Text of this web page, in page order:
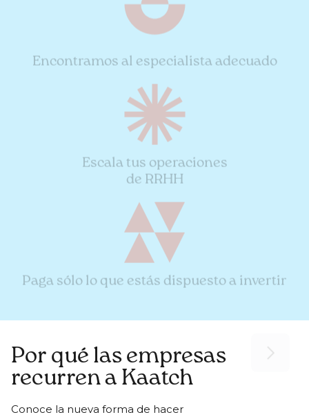
Encontramos al especialista adecuado
Escala tus operaciones
de RRHH
Paga sólo lo que estás dispuesto a invertir
Por qué las empresas
recurren a Kaatch
Conoce la nueva forma de hacer